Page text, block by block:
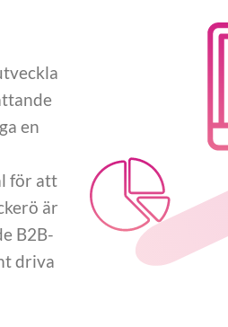
en
för att
är
B2B-
driva